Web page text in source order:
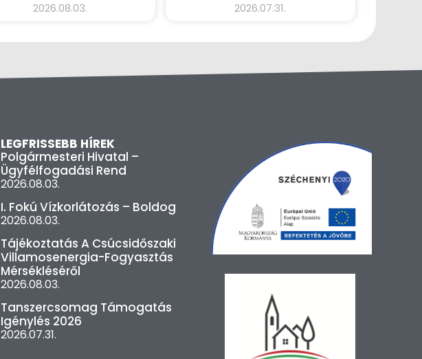
2026.08.03. 2026.07.31.
LEGFRISSEBB HÍREK
Polgármesteri Hivatal –
Ügyfélfogadási Rend
2026.08.03.
I. Fokú Vízkorlátozás – Boldog
2026.08.03.
Tájékoztatás A Csúcsidőszaki
Villamosenergia-Fogyasztás
Mérsékléséről
2026.08.03.
Tanszercsomag Támogatás
Igénylés 2026
2026.07.31.